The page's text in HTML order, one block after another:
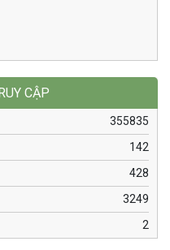
CẬP
355835
142
428
3249
2